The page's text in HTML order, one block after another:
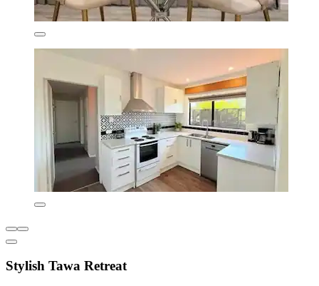
Stylish Tawa Retreat